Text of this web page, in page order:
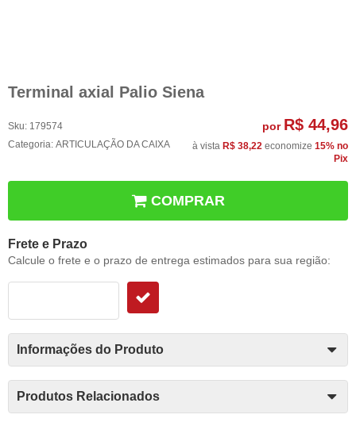
Terminal axial Palio Siena
Sku: 179574
Categoria: ARTICULAÇÃO DA CAIXA
por R$ 44,96
à vista R$ 38,22 economize 15% no
Pix
COMPRAR
Frete e Prazo
Calcule o frete e o prazo de entrega estimados para sua região:
Informações do Produto
Produtos Relacionados